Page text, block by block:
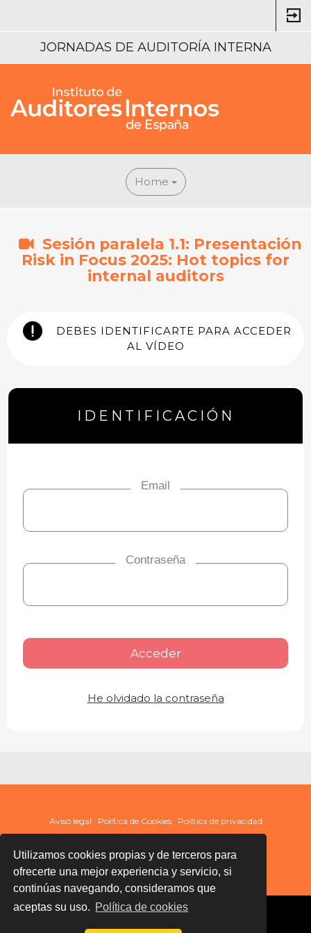
Utilizamos cookies propias y de terceros para
ofrecerte una mejor experiencia y servicio, si
continúas navegando, consideramos que
aceptas su uso. Política de cookies
JORNADAS DE AUDITORÍA INTERNA
Home
Sesión paralela 1.1: Presentación
Risk in Focus 2025: Hot topics for
internal auditors
DEBES IDENTIFICARTE PARA ACCEDER
AL VÍDEO
IDENTIFICACIÓN
Email
Contraseña
Acceder
He olvidado la contraseña
Aviso legal Política de Cookies Política de privacidad